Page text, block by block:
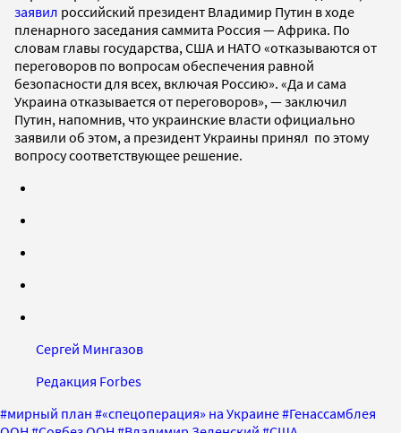
заявил российский президент Владимир Путин в ходе
пленарного заседания саммита Россия — Африка. По
словам главы государства, США и НАТО «отказываются от
переговоров по вопросам обеспечения равной
безопасности для всех, включая Россию». «Да и сама
Украина отказывается от переговоров», — заключил
Путин, напомнив, что украинские власти официально
заявили об этом, а президент Украины принял по этому
вопросу соответствующее решение.
Сергей Мингазов
Редакция Forbes
#мирный план #«спецоперация» на Украине#Генассамблея